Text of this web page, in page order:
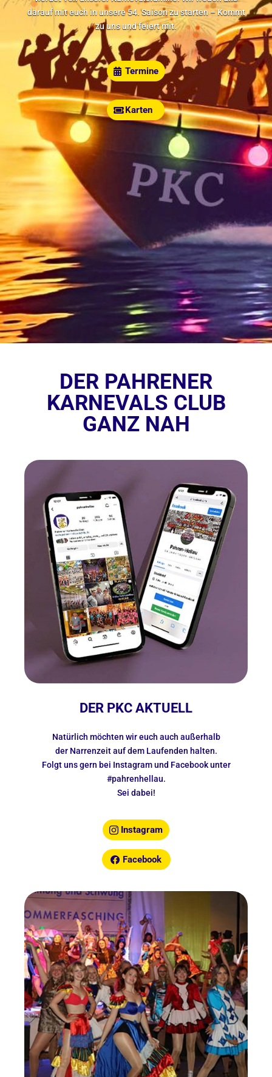
darauf mit euch in unsere 54. Saison zu starten – Kommt
zu uns und feiert mit.
Termine
Karten
DER PAHRENER
KARNEVALS CLUB
GANZ NAH
DER PKC AKTUELL
Natürlich möchten wir euch auch außerhalb
der Narrenzeit auf dem Laufenden halten.
Folgt uns gern bei Instagram und Facebook unter
#pahrenhellau.
Sei dabei!
Instagram
Facebook